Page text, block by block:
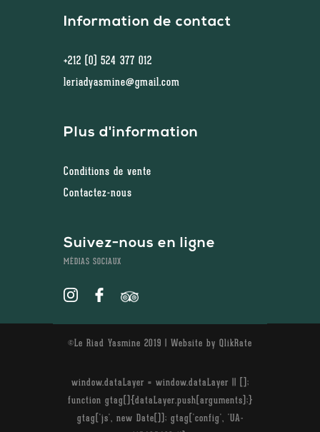
Information de contact
+212 (0) 524 377 012
leriadyasmine@gmail.com
Plus d'information
Conditions de vente
Contactez-nous
Suivez-nous en ligne
MÉDIAS SOCIAUX
©Le Riad Yasmine 2019 | Website by QlikRate
window.dataLayer = window.dataLayer || [];
function gtag(){dataLayer.push(arguments);}
gtag('js', new Date()); gtag('config', 'UA-